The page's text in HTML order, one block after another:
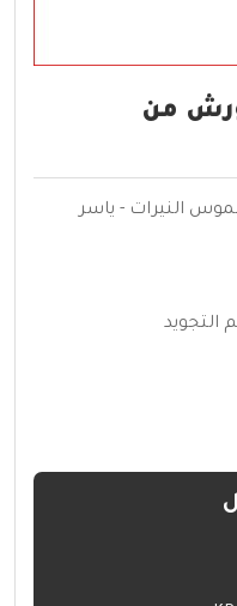
ورش من
النيرات - ياسر
التجويد